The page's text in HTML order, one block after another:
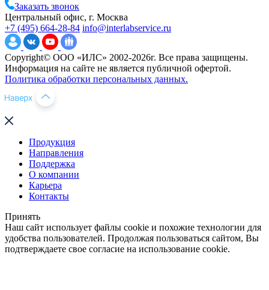
Заказать звонок
Центральный офис, г. Москва
+7 (495) 664-28-84 info@interlabservice.ru
Copyright© ООО «ИЛС» 2002-2026г. Все права защищены.
Информация на сайте не является публичной офертой.
Политика обработки персональных данных.
Продукция
Направления
Поддержка
О компании
Карьера
Контакты
Принять
Наш сайт использует файлы cookie и похожие технологии для
удобства пользователей. Продолжая пользоваться сайтом, Вы
подтверждаете свое согласие на использование cookie.